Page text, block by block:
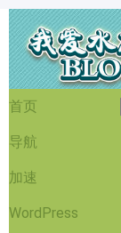
首页
导航
加速
WordPress